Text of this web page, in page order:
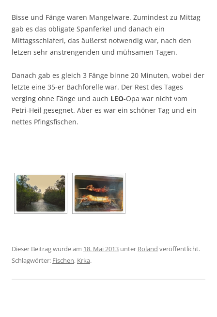
Bisse und Fänge waren Mangelware. Zumindest zu Mittag
gab es das obligate Spanferkel und danach ein
Mittagsschlaferl, das äußerst notwendig war, nach den
letzen sehr anstrengenden und mühsamen Tagen.
Danach gab es gleich 3 Fänge binne 20 Minuten, wobei der
letzte eine 35-er Bachforelle war. Der Rest des Tages
verging ohne Fänge und auch LEO-Opa war nicht vom
Petri-Heil gesegnet. Aber es war ein schöner Tag und ein
nettes Pfingsfischen.
Dieser Beitrag wurde am 18. Mai 2013 unter Roland veröffentlicht.
Schlagwörter: Fischen, Krka.